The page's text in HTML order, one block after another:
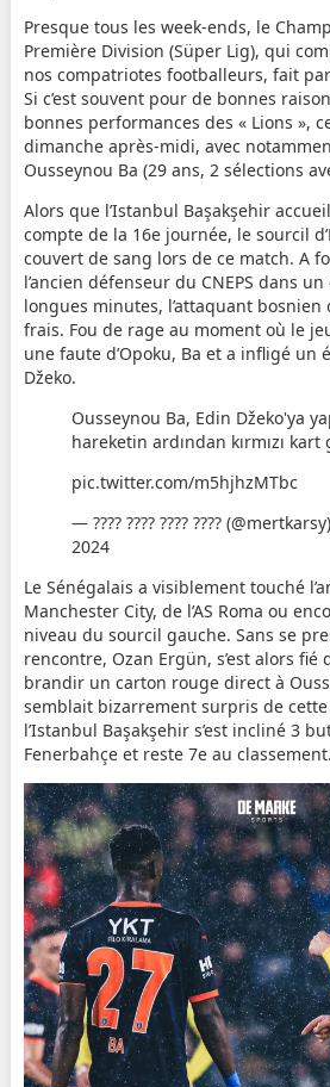
Presque tous les week-ends, le
Première Division (Süper Lig), qui
nos compatriotes footballeurs, fait
Si c’est souvent pour de bonnes
bonnes performances des « Lions »,
dimanche après-midi, avec
Ousseynou Ba (29 ans, 2 sélections
Alors que l’Istanbul Başakşehir
compte de la 16e journée, le sourcil
couvert de sang lors de ce match. A
l’ancien défenseur du CNEPS dans
longues minutes, l’attaquant bosnien
frais. Fou de rage au moment où le
une faute d’Opoku, Ba et a infligé un
Džeko.
Ousseynou Ba, Edin Džeko'ya
hareketin ardından kırmızı kart
pic.twitter.com/m5hjhzMTbc
— ???? ???? ???? ????
2024
Le Sénégalais a visiblement touché
Manchester City, de l’AS Roma ou
niveau du sourcil gauche. Sans se
rencontre, Ozan Ergün, s’est alors fié
brandir un carton rouge direct à
semblait bizarrement surpris de cette
l’Istanbul Başakşehir s’est incliné 3
Fenerbahçe et reste 7e au classement.